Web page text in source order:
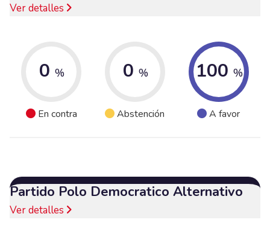
Ver detalles
0 %
En contra
0 %
Abstención
100 %
A favor
Partido Polo Democratico Alternativo
Ver detalles